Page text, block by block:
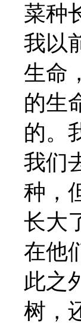
菜种
我以
生命
的生
的。
我们
种，
长大
在他
此之
树，